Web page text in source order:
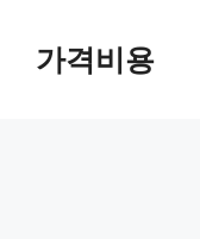
가격비용